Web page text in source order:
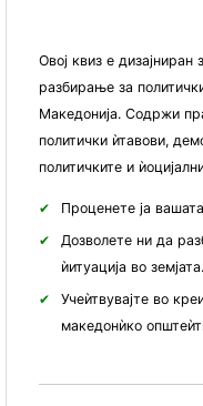
Овој квиз е дизајниран
разбирање за
Македонија. Содржи
политички ѝтавови,
политичките и
Проценете ја
Дозволете ни да
ѝитуација во земјата.
Учеѝтвувајте во
македонѝко